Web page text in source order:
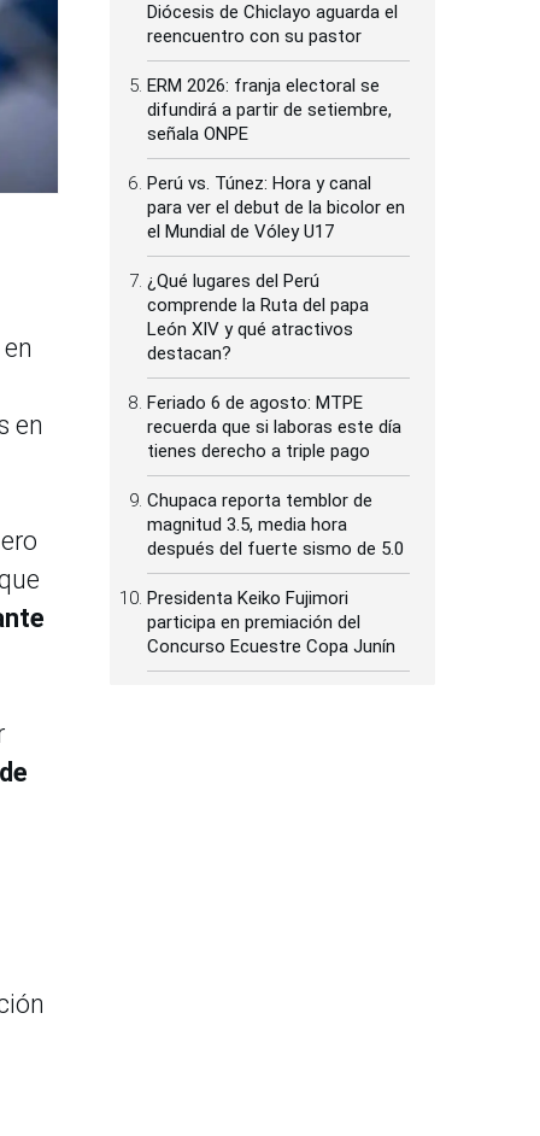
en
Diócesis de Chiclayo aguarda el
reencuentro con su pastor
ERM 2026: franja electoral se
difundirá a partir de setiembre,
señala ONPE
Perú vs. Túnez: Hora y canal
para ver el debut de la bicolor en
el Mundial de Vóley U17
¿Qué lugares del Perú
comprende la Ruta del papa
León XIV y qué atractivos
destacan?
Feriado 6 de agosto: MTPE
recuerda que si laboras este día
tienes derecho a triple pago
Chupaca reporta temblor de
magnitud 3.5, media hora
después del fuerte sismo de 5.0
Presidenta Keiko Fujimori
participa en premiación del
Concurso Ecuestre Copa Junín